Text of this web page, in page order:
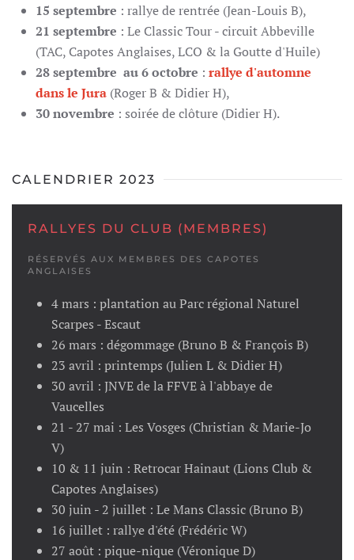
15 septembre : rallye de rentrée (Jean-Louis B),
21 septembre : Le Classic Tour - circuit Abbeville
(TAC, Capotes Anglaises, LCO & la Goutte d'Huile)
28 septembre au 6 octobre : rallye d'automne
dans le Jura (Roger B & Didier H),
30 novembre : soirée de clôture (Didier H).
CALENDRIER 2023
RALLYES DU CLUB (MEMBRES)
RÉSERVÉS AUX MEMBRES DES CAPOTES
ANGLAISES
4 mars : plantation au Parc régional Naturel
Scarpes - Escaut
26 mars : dégommage (Bruno B & François B)
23 avril : printemps (Julien L & Didier H)
30 avril : JNVE de la FFVE à l'abbaye de
Vaucelles
21 - 27 mai : Les Vosges (Christian & Marie-Jo
V)
10 & 11 juin : Retrocar Hainaut (Lions Club &
Capotes Anglaises)
30 juin - 2 juillet : Le Mans Classic (Bruno B)
16 juillet : rallye d'été (Frédéric W)
27 août : pique-nique (Véronique D)